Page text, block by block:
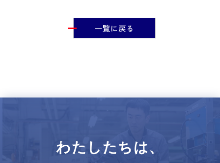
一覧に戻る
わたしたちは、